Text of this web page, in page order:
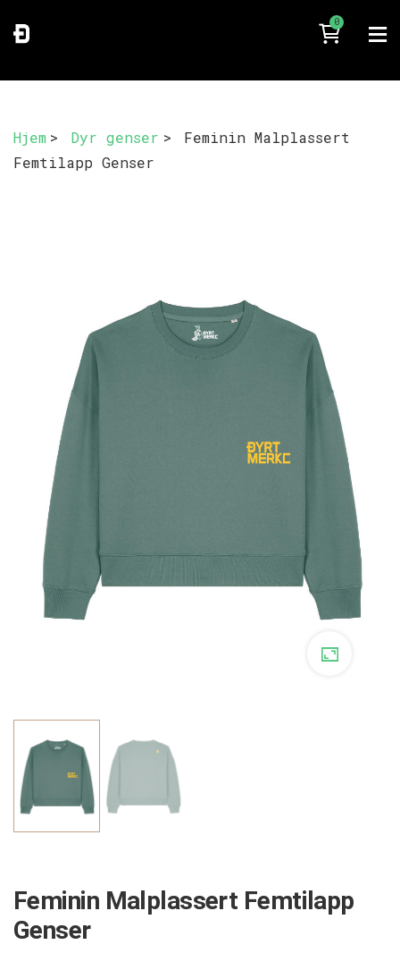
0
Hjem > Dyr genser >
Feminin Malplassert
Femtilapp Genser
Feminin Malplassert Femtilapp
Genser